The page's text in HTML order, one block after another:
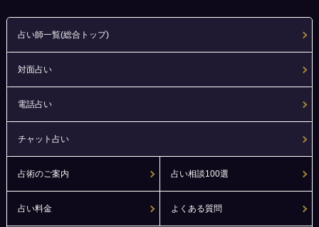
占い師一覧(総合トップ)
対面占い
電話占い
チャット占い
占術のご案内 占い相談100選
占い料金 よくある質問